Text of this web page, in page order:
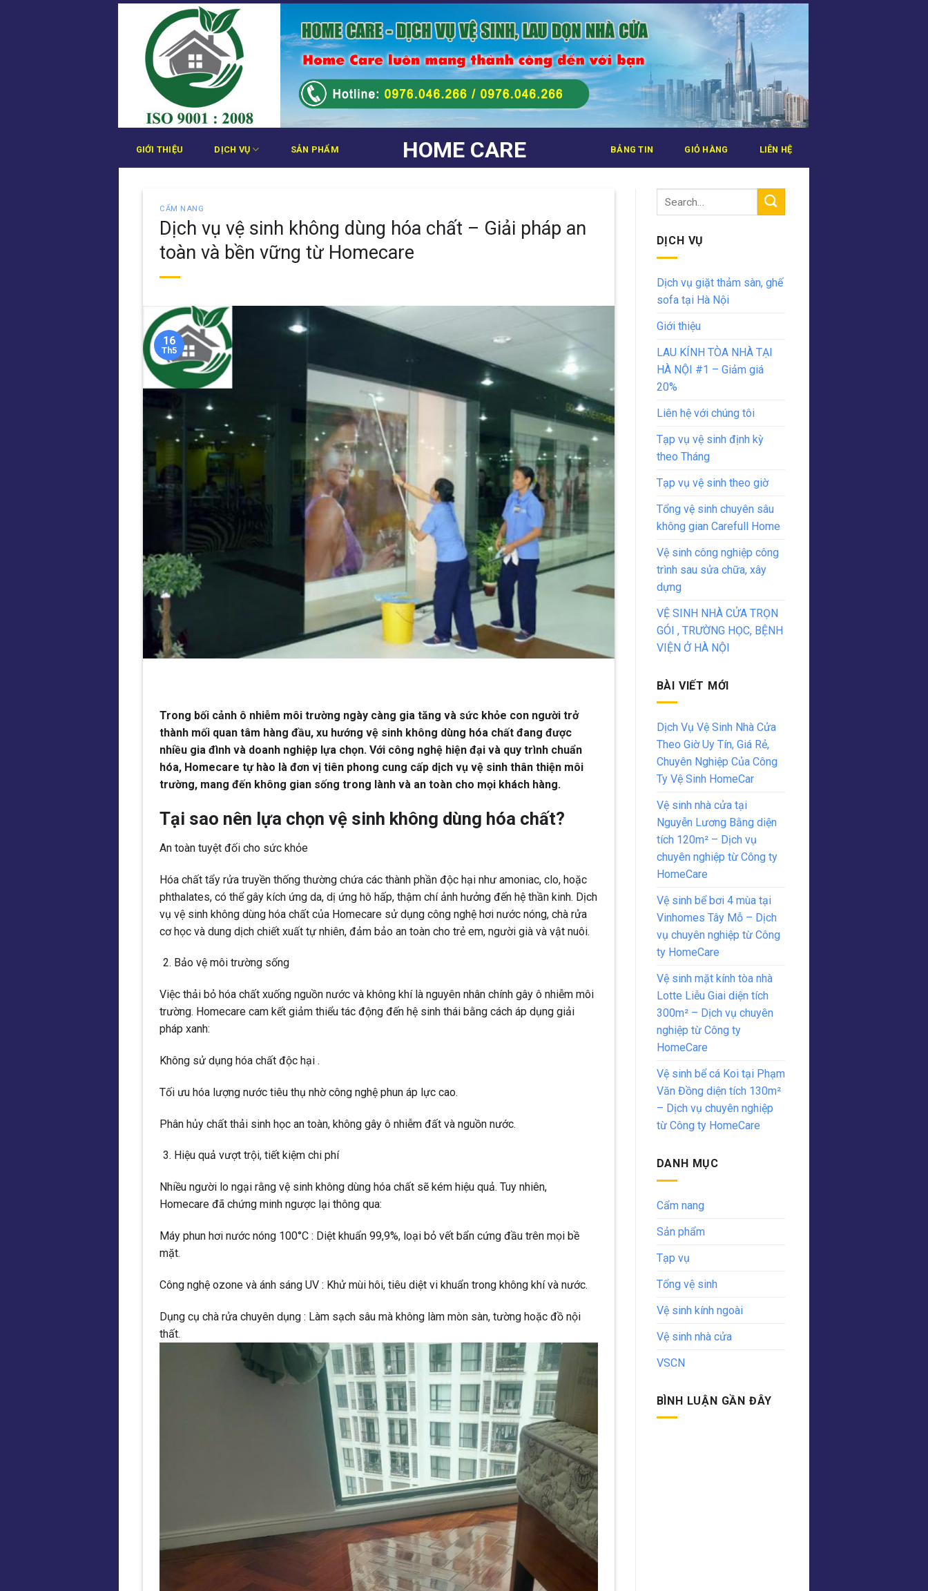
Bỏ
HOME CARE
GIỚI THIỆU DỊCH VỤ SẢN PHẨM BẢNG TIN GIỎ HÀNG LIÊN HỆ
CẨM NANG
Dịch vụ vệ sinh không dùng hóa chất – Giải pháp an
toàn và bền vững từ Homecare
16
Th5
Trong bối cảnh ô nhiễm môi trường ngày càng gia tăng và sức khỏe con người trở
thành mối quan tâm hàng đầu, xu hướng vệ sinh không dùng hóa chất đang được
nhiều gia đình và doanh nghiệp lựa chọn. Với công nghệ hiện đại và quy trình chuẩn
hóa, Homecare tự hào là đơn vị tiên phong cung cấp dịch vụ vệ sinh thân thiện môi
trường, mang đến không gian sống trong lành và an toàn cho mọi khách hàng.
Tại sao nên lựa chọn vệ sinh không dùng hóa chất?
An toàn tuyệt đối cho sức khỏe
Hóa chất tẩy rửa truyền thống thường chứa các thành phần độc hại như amoniac, clo, hoặc
phthalates, có thể gây kích ứng da, dị ứng hô hấp, thậm chí ảnh hưởng đến hệ thần kinh. Dịch
vụ vệ sinh không dùng hóa chất của Homecare sử dụng công nghệ hơi nước nóng, chà rửa
cơ học và dung dịch chiết xuất tự nhiên, đảm bảo an toàn cho trẻ em, người già và vật nuôi.
Bảo vệ môi trường sống
Việc thải bỏ hóa chất xuống nguồn nước và không khí là nguyên nhân chính gây ô nhiễm môi
trường. Homecare cam kết giảm thiểu tác động đến hệ sinh thái bằng cách áp dụng giải
pháp xanh:
Không sử dụng hóa chất độc hại .
Tối ưu hóa lượng nước tiêu thụ nhờ công nghệ phun áp lực cao.
Phân hủy chất thải sinh học an toàn, không gây ô nhiễm đất và nguồn nước.
Hiệu quả vượt trội, tiết kiệm chi phí
Nhiều người lo ngại rằng vệ sinh không dùng hóa chất sẽ kém hiệu quả. Tuy nhiên,
Homecare đã chứng minh ngược lại thông qua:
Máy phun hơi nước nóng 100°C : Diệt khuẩn 99,9%, loại bỏ vết bẩn cứng đầu trên mọi bề
mặt.
Công nghệ ozone và ánh sáng UV : Khử mùi hôi, tiêu diệt vi khuẩn trong không khí và nước.
Dụng cụ chà rửa chuyên dụng : Làm sạch sâu mà không làm mòn sàn, tường hoặc đồ nội
thất.
DỊCH VỤ
Dịch vụ giặt thảm sàn, ghế
sofa tại Hà Nội
Giới thiệu
LAU KÍNH TÒA NHÀ TẠI
HÀ NỘI #1 – Giảm giá
20%
Liên hệ với chúng tôi
Tạp vụ vệ sinh định kỳ
theo Tháng
Tạp vụ vệ sinh theo giờ
Tổng vệ sinh chuyên sâu
không gian Carefull Home
Vệ sinh công nghiệp công
trình sau sửa chữa, xây
dựng
VỆ SINH NHÀ CỬA TRỌN
GÓI , TRƯỜNG HỌC, BỆNH
VIỆN Ở HÀ NỘI
BÀI VIẾT MỚI
Dịch Vụ Vệ Sinh Nhà Cửa
Theo Giờ Uy Tín, Giá Rẻ,
Chuyên Nghiệp Của Công
Ty Vệ Sinh HomeCar
Vệ sinh nhà cửa tại
Nguyễn Lương Bằng diện
tích 120m² – Dịch vụ
chuyên nghiệp từ Công ty
HomeCare
Vệ sinh bể bơi 4 mùa tại
Vinhomes Tây Mỗ – Dịch
vụ chuyên nghiệp từ Công
ty HomeCare
Vệ sinh mặt kính tòa nhà
Lotte Liễu Giai diện tích
300m² – Dịch vụ chuyên
nghiệp từ Công ty
HomeCare
Vệ sinh bể cá Koi tại Phạm
Văn Đồng diện tích 130m²
– Dịch vụ chuyên nghiệp
từ Công ty HomeCare
DANH MỤC
Cẩm nang
Sản phẩm
Tạp vụ
Tổng vệ sinh
Vệ sinh kính ngoài
Vệ sinh nhà cửa
VSCN
BÌNH LUẬN GẦN ĐÂY